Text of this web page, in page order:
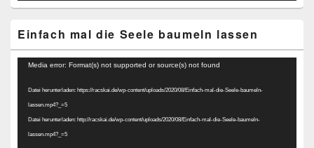
Einfach mal die Seele baumeln lassen
Video-
Media error: Format(s) not supported or source(s) not found
Datei herunterladen: https://racskai.de/wp-content/uploads/2020/08/Einfach-mal-die-Seele-baumeln-
lassen.mp4?_=5
Datei herunterladen: http://racskai.de/wp-content/uploads/2020/08/Einfach-mal-die-Seele-baumeln-
lassen.mp4?_=5